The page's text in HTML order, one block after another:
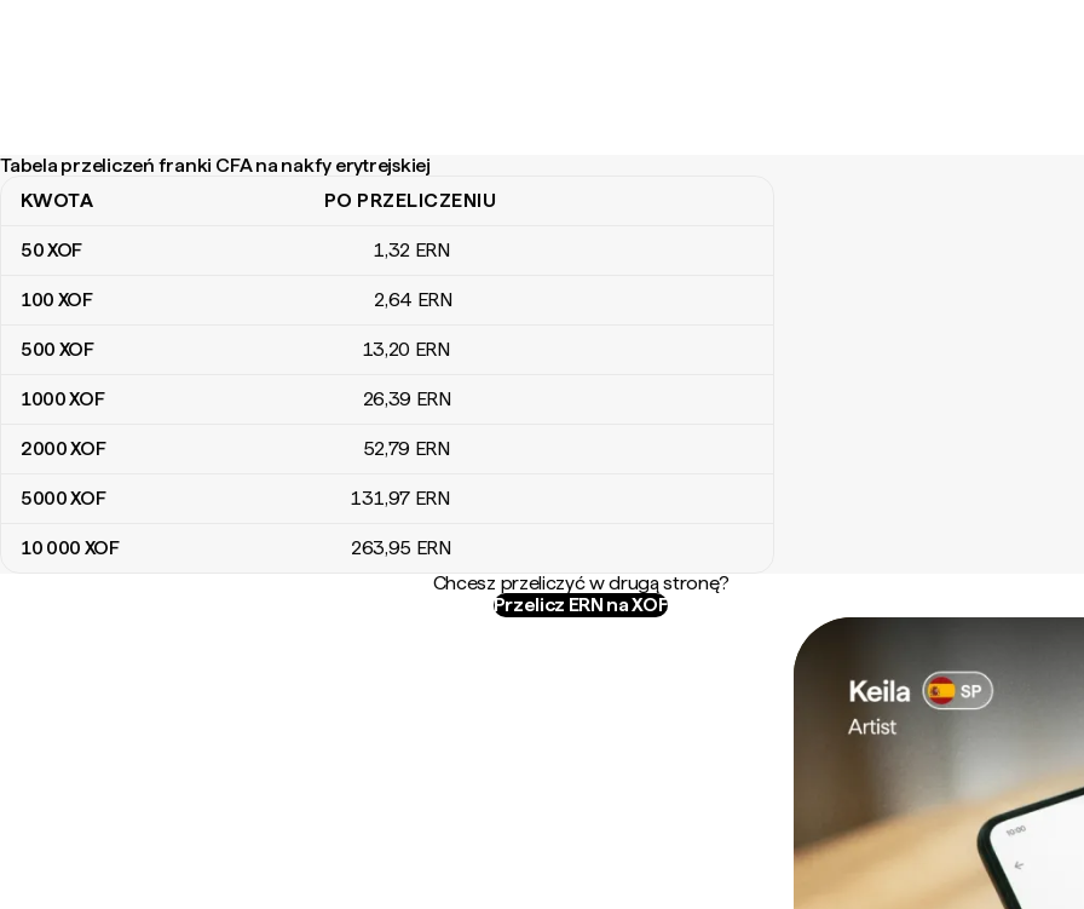
Tabela przeliczeń franki CFA na nakfy erytrejskiej
Tabela przeliczeń franki CFA na nakfy erytrejskiej
KWOTA PO PRZELICZENIU
50XOF 1,32 ERN
100 XOF 2,64 ERN
500 XOF 13,20 ERN
1000XOF 26,39 ERN
2000XOF 52,79 ERN
5000XOF 131,97 ERN
10 000 XOF 263,95 ERN
Chcesz przeliczyć w drugą stronę?
Przelicz ERN na XOF